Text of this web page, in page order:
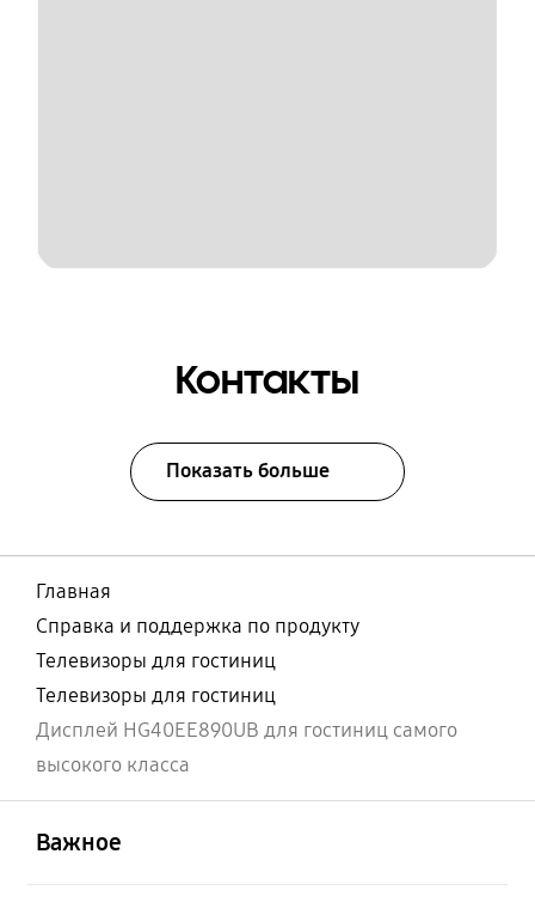
Контакты
Показать больше
Главная
Справка и поддержка по продукту
Телевизоры для гостиниц
Телевизоры для гостиниц
Дисплей HG40EE890UB для гостиниц самого
высокого класса
Важное